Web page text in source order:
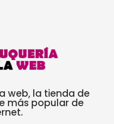
web, la tienda de
más popular de